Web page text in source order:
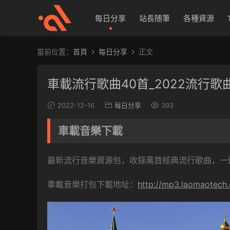
每日分享 站長随筆 各種資源
當前位置： 首頁 每日分享 正文
車載流行歌曲40首_2022流行歌
2022-12-16 每日分享 393
車載音樂下載
最新流行音樂資源包，收錄萬首經典流行歌曲，
車載音樂打包下載地址： http://